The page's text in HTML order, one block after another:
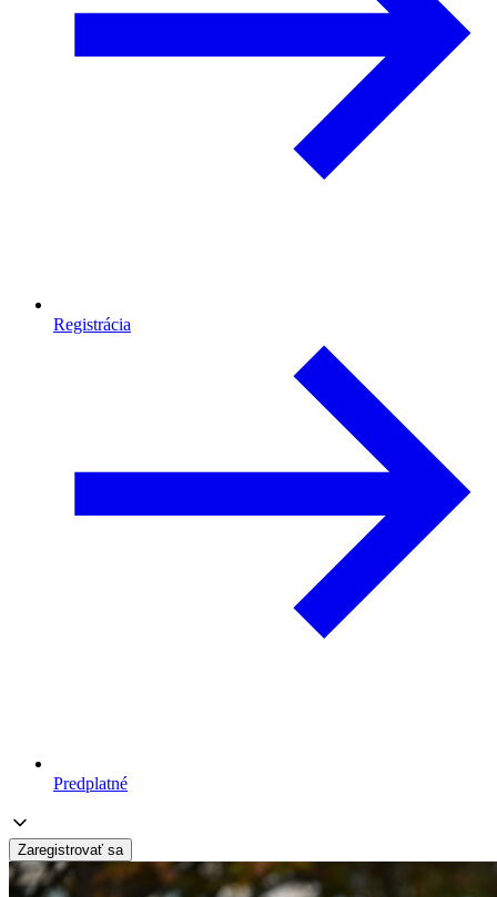
Registrácia
Predplatné
Zaregistrovať sa